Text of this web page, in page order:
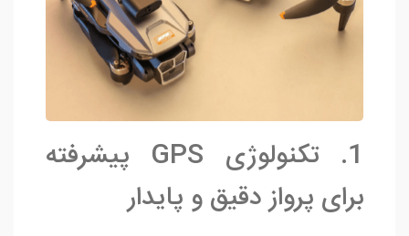
1. تکنولوژی GPS پیشرفته
برای پرواز دقیق و پایدار